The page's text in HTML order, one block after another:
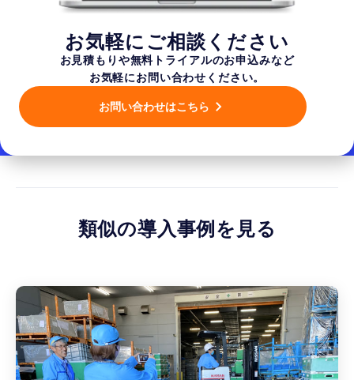
お気軽にご相談ください
お見積もりや無料トライアルのお申込みなど
お気軽にお問い合わせください。
お問い合わせはこちら
類似の導入事例を見る